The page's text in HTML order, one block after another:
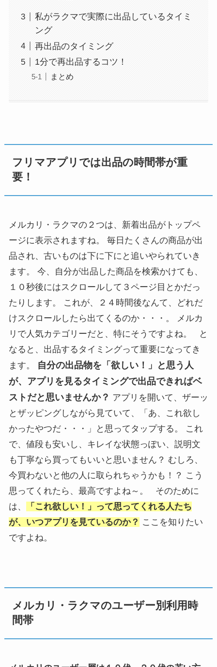
私がラクマで実際に出品しているタイミ
ング
再出品のタイミング
1分で再出品するコツ！
まとめ
フリマアプリでは出品の時間帯が重
要！
メルカリ・ラクマの２つは、新着出品がトップペ
ージに表示されますね。 毎日たくさんの商品が出
品され、古いものは下に下にと追いやられていき
ます。 今、自分が出品した商品を検索かけても、
１０秒後にはスクロールして３ページ目とかだっ
たりします。 これが、２４時間後なんて、どれだ
けスクロールしたら出てくるのか・・・。 メルカ
リで人気カテゴリーだと、特にそうですよね。 と
なると、出品するタイミングって重要になってき
ます。
自分の出品物を「欲しい！」と思う人
が、アプリを見るタイミングで出品できればベ
ストだと思いませんか？ アプリを開いて、ザーッ
とザッピングしながら見ていて、「あ、これ欲し
かったやつだ・・・」と思ってタップする。 これ
で、値段も安いし、キレイな状態っぽい、説明文
も丁寧なら買ってもいいと思いません？ むしろ、
今買わないと他の人に取られちゃうかも！？ こう
思ってくれたら、最高ですよね～。 そのために
は、
「これ欲しい！」って思ってくれる人たち
が、いつアプリを見ているのか？ ここを知りたい
ですよね。
メルカリ・ラクマのユーザー別利用時
間帯